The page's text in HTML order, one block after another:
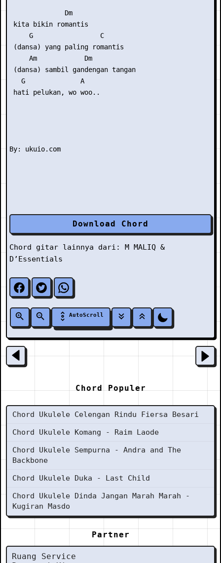
              Dm
kita bikin romantis
     G                 C
(dansa) yang paling romantis
     Am            Dm
(dansa) sambil gandengan tangan
   G              A
hati pelukan, wo woo..
Download Chord
Chord gitar lainnya dari: M MALIQ &
D’Essentials
AutoScroll
Chord Populer
Chord Ukulele Celengan Rindu Fiersa Besari
Chord Ukulele Komang - Raim Laode
Chord Ukulele Sempurna - Andra and The
Backbone
Chord Ukulele Duka - Last Child
Chord Ukulele Dinda Jangan Marah Marah -
Kugiran Masdo
Partner
Ruang Service